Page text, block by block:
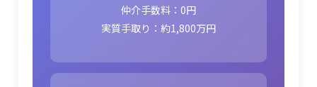
仲介手数料：0円
実質手取り：約1,800万円